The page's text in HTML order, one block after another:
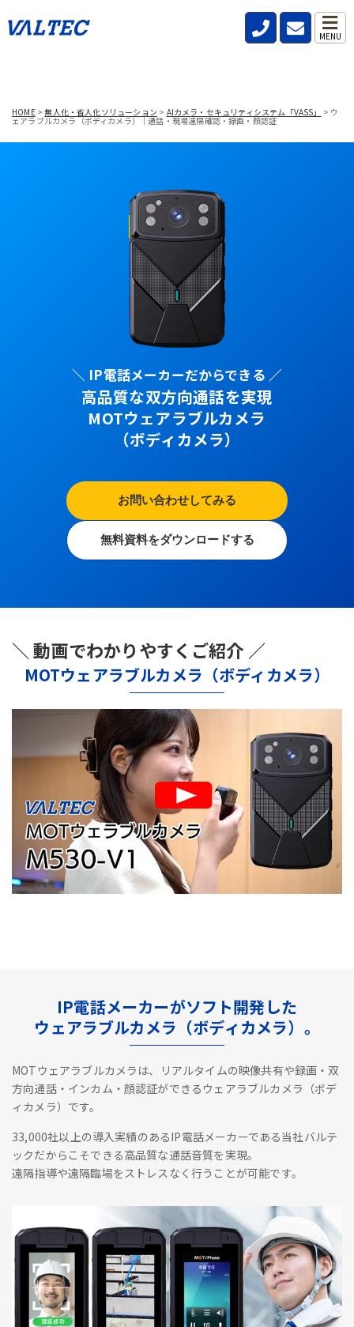
MENU
HOME>無人化・省人化ソリューション > AIカメラ・セキュリティシステム「VASS」 > ウ
ェアラブルカメラ（ボディカメラ）｜通話・現場遠隔確認・録画・顔認証
＼ IP電話メーカーだからできる ／
高品質な双方向通話を実現
MOTウェアラブルカメラ
（ボディカメラ）
お問い合わせしてみる
無料資料をダウンロードする
＼ 動画でわかりやすくご紹介 ／
MOTウェアラブルカメラ（ボディカメラ）
IP電話メーカーがソフト開発した
ウェアラブルカメラ（ボディカメラ）。
MOTウェアラブルカメラは、リアルタイムの映像共有や録画・双
方向通話・インカム・顔認証ができるウェアラブルカメラ（ボデ
ィカメラ）です。
33,000社以上の導入実績のあるIP電話メーカーである当社バルテ
ックだからこそできる高品質な通話音質を実現。
遠隔指導や遠隔臨場をストレスなく行うことが可能です。